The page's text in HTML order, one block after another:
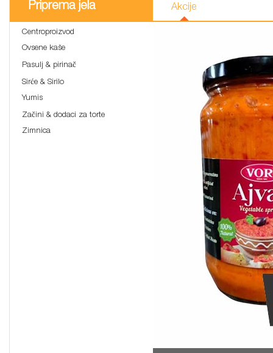
Priprema jela Akcije
Centroproizvod
Ovsene kaše
Pasulj & pirinač
Sirće & Sirilo
Yumis
Začini & dodaci za torte
Zimnica